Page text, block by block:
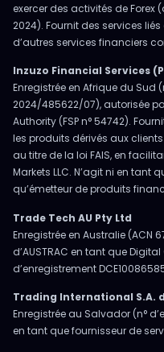
exercer des activités de Forex
2024). Fournit des services
d’autres services financiers
Inzuzo Financial Services
Enregistrée en Afrique du Sud
2024/485622/07), autorisée
Authority (FSP n° 54742).
les produits dérivés aux
au titre de la loi FAIS, en
Markets LLC. N’agit ni en tant
qu’émetteur de produits
Trade Tech AU Pty Ltd
Enregistrée en Australie (ACN
d’AUSTRAC en tant que
d’enregistrement
Trading International S.A.
Enregistrée au Salvador (n°
en tant que fournisseur de